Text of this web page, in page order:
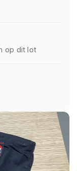
op dit lot